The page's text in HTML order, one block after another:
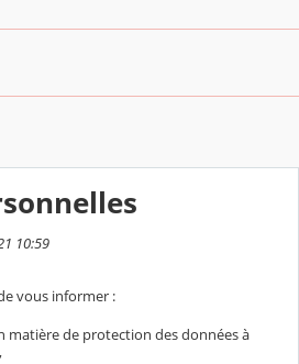
10:59
vous informer :
matière de protection des données à